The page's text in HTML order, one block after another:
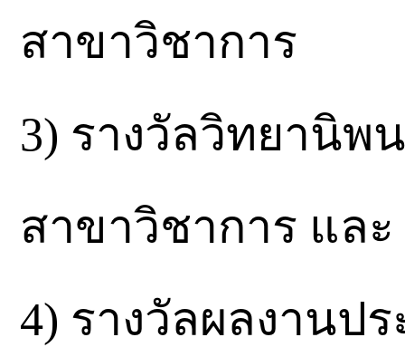
สาขาวิชาการ
3) รางวัลวิทยานิพ
สาขาวิชาการ และ
4) รางวัลผลงานป